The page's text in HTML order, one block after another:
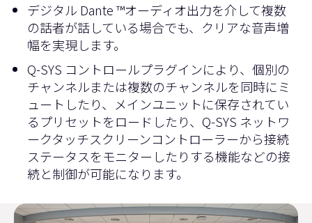
デジタル Dante ™オーディオ出力を介して複数
の話者が話している場合でも、クリアな音声増
幅を実現します。
Q-SYS コントロールプラグインにより、個別の
チャンネルまたは複数のチャンネルを同時にミ
ュートしたり、メインユニットに保存されてい
るプリセットをロードしたり、Q-SYS ネットワ
ークタッチスクリーンコントローラーから接続
ステータスをモニターしたりする機能などの接
続と制御が可能になります。